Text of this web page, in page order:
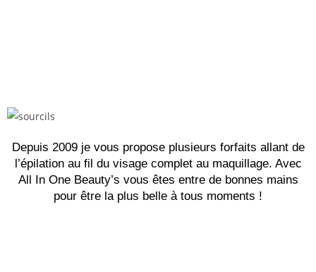
Depuis 2009 je vous propose plusieurs forfaits allant de
l’épilation au fil du visage complet au maquillage. Avec
All In One Beauty’s vous êtes entre de bonnes mains
pour être la plus belle à tous moments !